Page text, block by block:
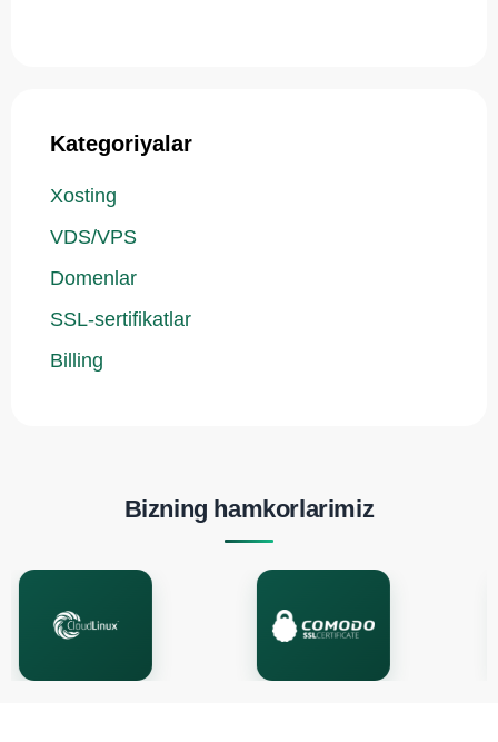
Kategoriyalar
Xosting
VDS/VPS
Domenlar
SSL-sertifikatlar
Billing
Bizning hamkorlarimiz